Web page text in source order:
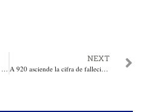
Este miércoles tembló en más de 10 países, los sismos más fuertes se presentaron en Venezula
NEXT
A 920 asciende la cifra de fallecidos 3360 heridos que deja hasta el momento los dos terremotos en Venezuela